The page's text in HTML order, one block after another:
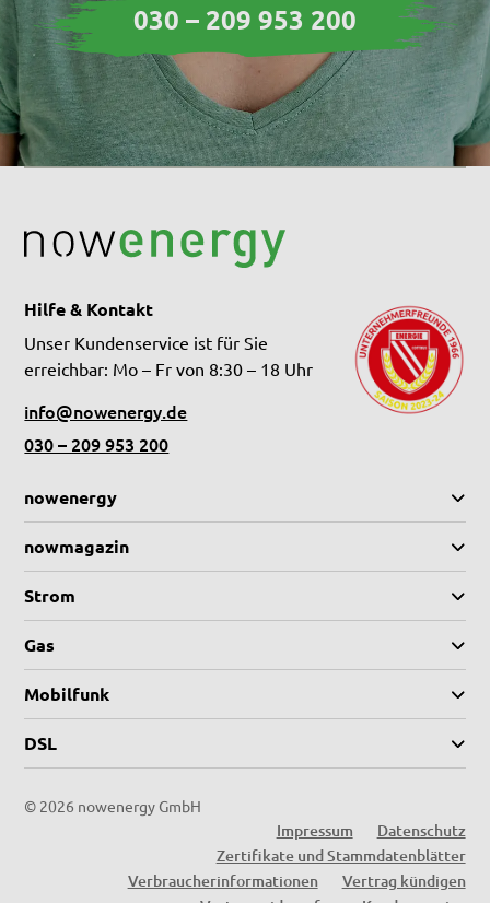
030 – 209 953 200
Hilfe & Kontakt
Unser Kundenservice ist für Sie
erreichbar: Mo – Fr von 8:30 – 18 Uhr
info@nowenergy.de
030 – 209 953 200
nowenergy
nowmagazin
Strom
Gas
Mobilfunk
DSL
© 2026 nowenergy GmbH
Impressum
Datenschutz
Zertifikate und Stammdatenblätter
Verbraucherinformationen
Vertrag kündigen